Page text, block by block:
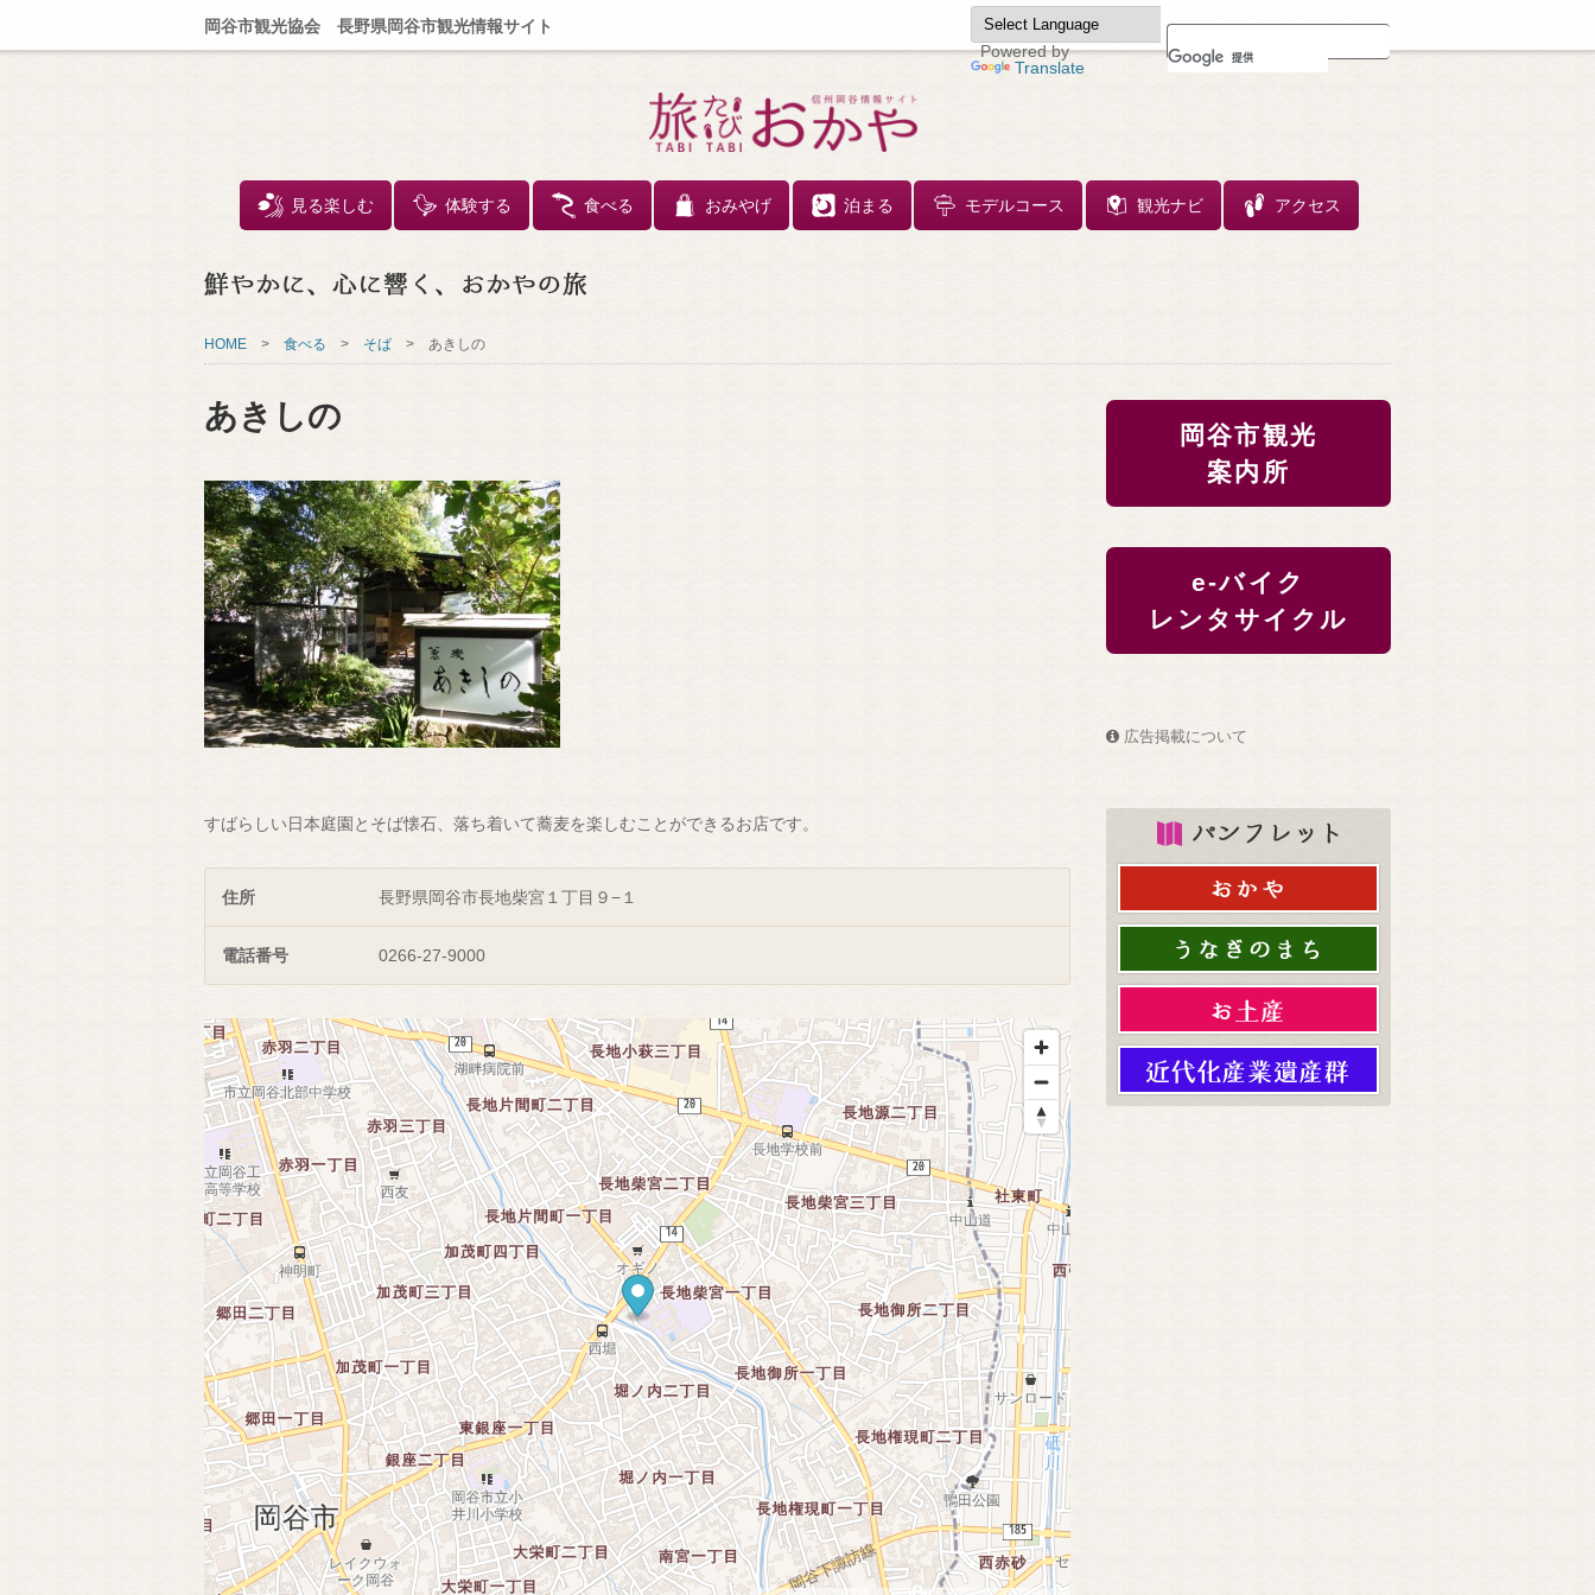
コンテンツへスキップ
見る楽しむ
体験する 食べる おみやげ 泊まる モデルコース 観光ナビ アクセス
岡谷市観光協会 長野県岡谷市観光情報サイト
Powered by
Translate
HOME > 食べる > そば > あきしの
あきしの
すばらしい日本庭園とそば懐石、落ち着いて蕎麦を楽しむことができるお店です。
住所 長野県岡谷市長地柴宮１丁目９−１
電話番号 0266-27-9000
岡谷市観光
案内所
e-バイク
レンタサイクル
広告掲載について